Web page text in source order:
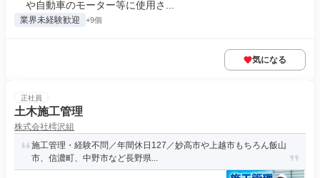
や自動車のモーター等に使用さ...
業界未経験歓迎 +9個
気になる
正社員
土木施工管理
株式会社樗沢組
施工管理・経験不問／年間休日127／妙高市や上越市もちろん飯山
市、信濃町、中野市など長野県...